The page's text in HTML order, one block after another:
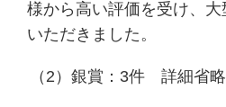
様から高い評価を受け、
いただきました。
（2）銀賞：3件 詳細省略